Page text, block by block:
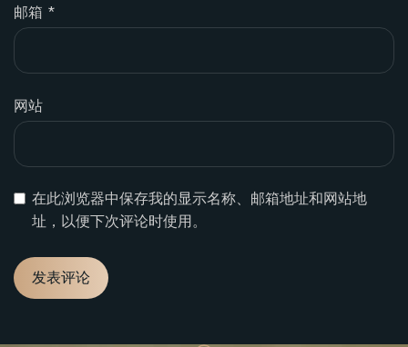
邮箱 *
网站
在此浏览器中保存我的显示名称、邮箱地址和网站地
址，以便下次评论时使用。